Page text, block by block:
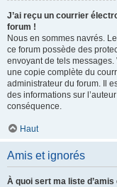
J’ai reçu un courrier
forum !
Nous en sommes navrés.
ce forum possède des
envoyant de tels
une copie complète du
administrateur du forum. Il
des informations sur
conséquence.
Haut
Amis et ignorés
À quoi sert ma liste d’amis